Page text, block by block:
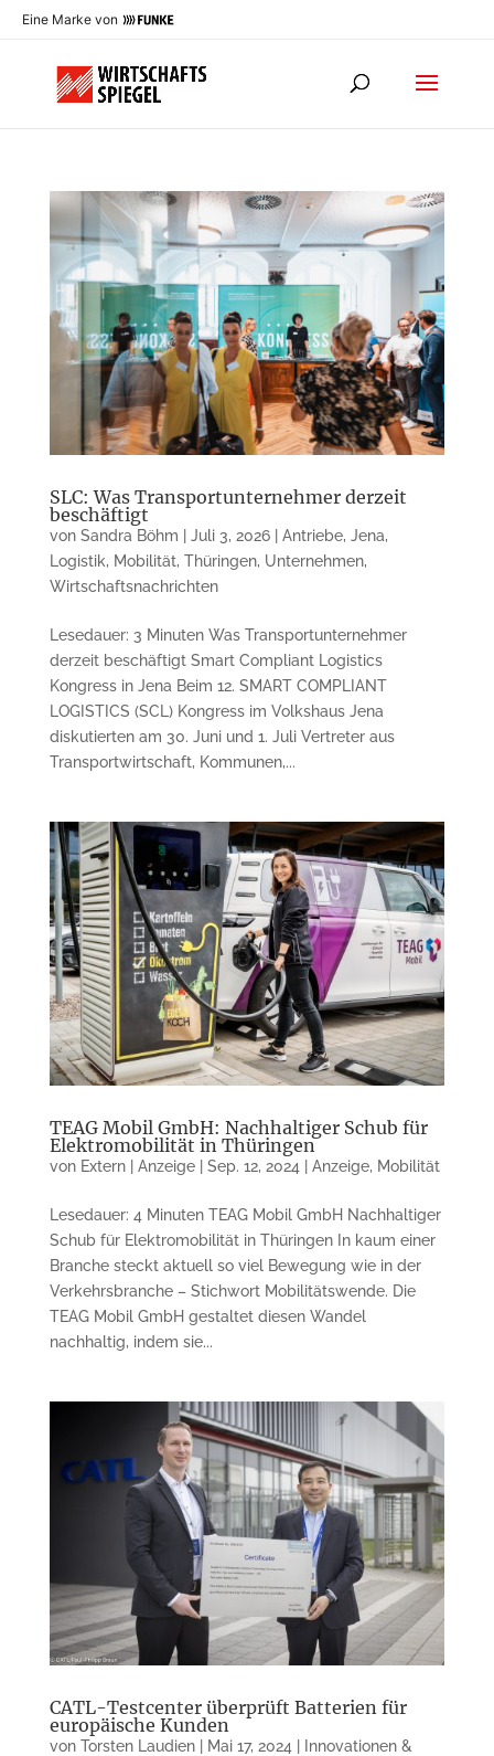
Eine Marke von
SLC: Was Transportunternehmer derzeit
beschäftigt
von Sandra Böhm Juli 3, 2026| Antriebe, Jena,
Logistik, Mobilität, Thüringen, Unternehmen,
Wirtschaftsnachrichten
Lesedauer: 3 Minuten Was Transportunternehmer
derzeit beschäftigt Smart Compliant Logistics
Kongress in Jena Beim 12. SMART COMPLIANT
LOGISTICS (SCL) Kongress im Volkshaus Jena
diskutierten am 30. Juni und 1. Juli Vertreter aus
Transportwirtschaft, Kommunen,...
TEAG Mobil GmbH: Nachhaltiger Schub für
Elektromobilität in Thüringen
von Extern | Anzeige| Sep. 12, 2024 Anzeige, Mobilität
Lesedauer: 4 Minuten TEAG Mobil GmbH Nachhaltiger
Schub für Elektromobilität in Thüringen In kaum einer
Branche steckt aktuell so viel Bewegung wie in der
Verkehrsbranche – Stichwort Mobilitätswende. Die
TEAG Mobil GmbH gestaltet diesen Wandel
nachhaltig, indem sie...
CATL-Testcenter überprüft Batterien für
europäische Kunden
von Torsten Laudien| Mai 17, 2024
Innovationen &